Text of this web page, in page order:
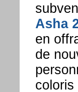
Asha
en
de
coloris